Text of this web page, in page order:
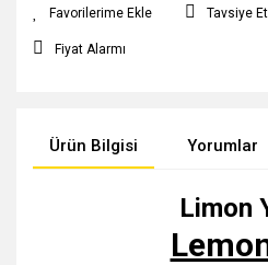
Tavsiye Et
Fiyat Alarmı
Ürün Bilgisi Yorumlar
Limon